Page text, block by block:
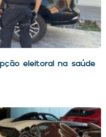
eleitoral na saúde